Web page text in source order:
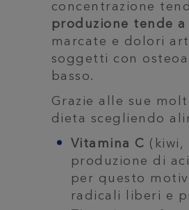
concentrazione
produzione tende
marcate e dolori
soggetti con
basso.
Grazie alle sue
dieta scegliendo
Vitamina C (kiwi,
produzione di
per questo
radicali liberi e